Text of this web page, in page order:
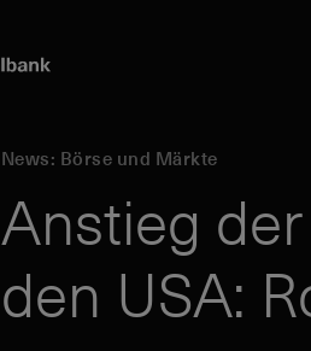
News: Börse und Märkte
Anstieg
den USA: